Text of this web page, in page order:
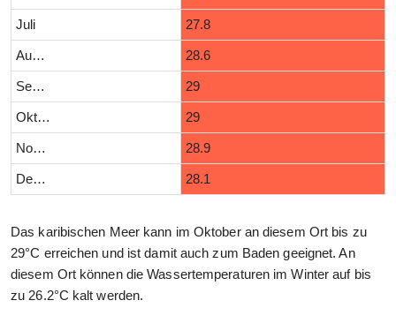
Juli 27.8
August 28.6
September 29
Oktober 29
November 28.9
Dezember 28.1
Das karibischen Meer kann im Oktober an diesem Ort bis zu
29°C erreichen und ist damit auch zum Baden geeignet. An
diesem Ort können die Wassertemperaturen im Winter auf bis
zu 26.2°C kalt werden.